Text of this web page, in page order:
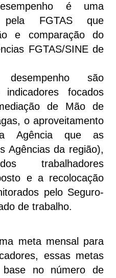
é uma
pela FGTAS que
e comparação do
FGTAS/SINE de
são
focados
de Mão de
o aproveitamento
Agência que as
Agências da região),
trabalhadores
e a recolocação
pelo Seguro-
de trabalho.
meta mensal para
essas metas
no número de